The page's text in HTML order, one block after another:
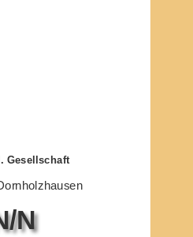
Gesellschaft
N